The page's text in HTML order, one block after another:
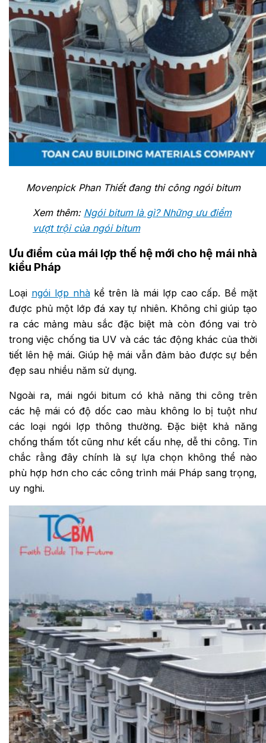
Movenpick Phan Thiết đang thi công ngói bitum
Xem thêm: Ngói bitum là gì? Những ưu điểm
vượt trội của ngói bitum
Ưu điểm của mái lợp thế hệ mới cho hệ mái nhà
kiểu Pháp
Loại ngói lợp nhàkể trên là mái lợp cao cấp. Bề mặt
được phủ một lớp đá xay tự nhiên. Không chỉ giúp tạo
ra các mảng màu sắc đặc biệt mà còn đóng vai trò
trong việc chống tia UV và các tác động khác của thời
tiết lên hệ mái. Giúp hệ mái vẫn đảm bảo được sự bền
đẹp sau nhiều năm sử dụng.
Ngoài ra, mái ngói bitum có khả năng thi công trên
các hệ mái có độ dốc cao màu không lo bị tuột như
các loại ngói lợp thông thường. Đặc biệt khả năng
chống thấm tốt cũng như kết cấu nhẹ, dễ thi công. Tin
chắc rằng đây chính là sự lựa chọn không thể nào
phù hợp hơn cho các công trình mái Pháp sang trọng,
uy nghi.